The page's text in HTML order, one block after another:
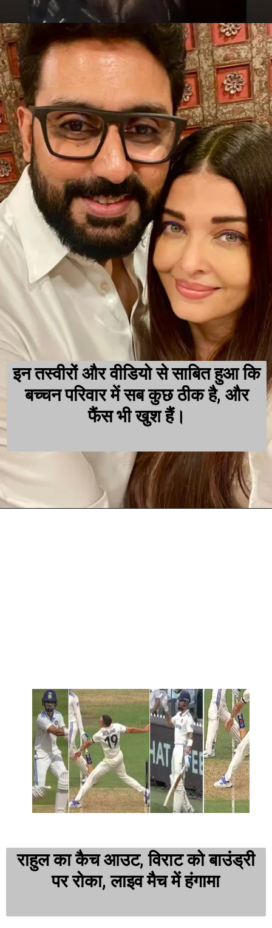
इन तस्वीरों और वीडियो से साबित हुआ कि
बच्चन परिवार में सब कुछ ठीक है, और
राहुल का कैच आउट, विराट को बाउंड्री
पर रोका, लाइव मैच में हंगामा